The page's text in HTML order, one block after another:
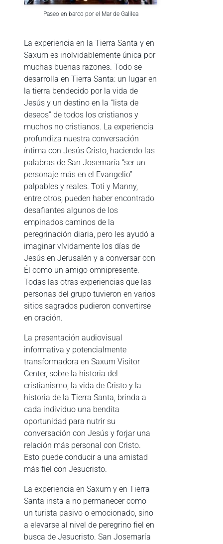
Paseo en barco por el Mar de Galilea
La experiencia en la Tierra Santa y en
Saxum es inolvidablemente única por
muchas buenas razones. Todo se
desarrolla en Tierra Santa: un lugar en
la tierra bendecido por la vida de
Jesús y un destino en la “lista de
deseos” de todos los cristianos y
muchos no cristianos. La experiencia
profundiza nuestra conversación
íntima con Jesús Cristo, haciendo las
palabras de San Josemaría “ser un
personaje más en el Evangelio”
palpables y reales. Toti y Manny,
entre otros, pueden haber encontrado
desafiantes algunos de los
empinados caminos de la
peregrinación diaria, pero les ayudó a
imaginar vívidamente los días de
Jesús en Jerusalén y a conversar con
Él como un amigo omnipresente.
Todas las otras experiencias que las
personas del grupo tuvieron en varios
sitios sagrados pudieron convertirse
en oración.
La presentación audiovisual
informativa y potencialmente
transformadora en Saxum Visitor
Center, sobre la historia del
cristianismo, la vida de Cristo y la
historia de la Tierra Santa, brinda a
cada individuo una bendita
oportunidad para nutrir su
conversación con Jesús y forjar una
relación más personal con Cristo.
Esto puede conducir a una amistad
más fiel con Jesucristo.
La experiencia en Saxum y en Tierra
Santa insta a no permanecer como
un turista pasivo o emocionado, sino
a elevarse al nivel de peregrino fiel en
busca de Jesucristo. San Josemaría